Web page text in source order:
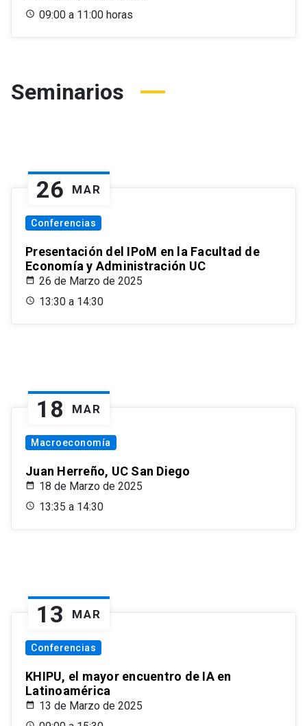
09:00 a 11:00 horas
Seminarios
26 MAR
Conferencias
Presentación del IPoM en la Facultad de
Economía y Administración UC
26 de Marzo de 2025
13:30 a 14:30
18 MAR
Macroeconomía
Juan Herreño, UC San Diego
18 de Marzo de 2025
13:35 a 14:30
13 MAR
Conferencias
KHIPU, el mayor encuentro de IA en
Latinoamérica
13 de Marzo de 2025